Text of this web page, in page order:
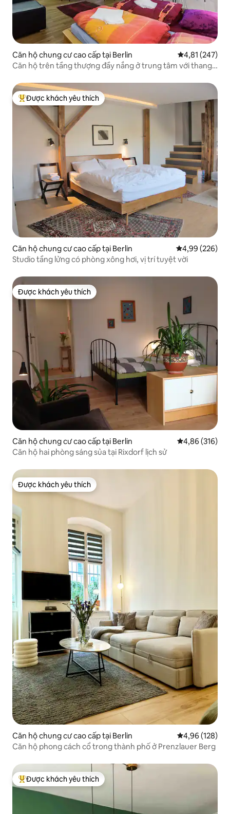
Căn hộ chung cư cao cấp tại Berlin Xếp hạng
4,81 (247)
Căn hộ trên tầng thượng đầy nắng ở trung tâm với thang
Được khách yêu thích nhất
Được khách yêu thích
Căn hộ chung cư cao cấp tại Berlin Xếp hạng
4,99 (226)
Studio tầng lửng có phòng xông hơi, vị trí tuyệt vời
Được khách yêu thích
Được khách yêu thích
Căn hộ chung cư cao cấp tại Berlin Xếp hạng
4,86 (316)
Căn hộ hai phòng sáng sủa tại Rixdorf lịch sử
Được khách yêu thích
Được khách yêu thích
Căn hộ chung cư cao cấp tại Berlin Xếp hạng
4,96 (128)
Căn hộ phong cách cổ trong thành phố ở Prenzlauer Berg
Được khách yêu thích nhất
Được khách yêu thích